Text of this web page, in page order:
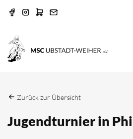
Zurück zur Übersicht
Jugendturnier in